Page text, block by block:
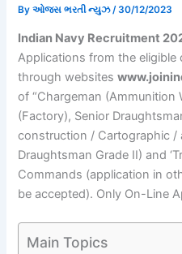
Byઓજસ ભરતી ન્યુઝ /30/12/2023
Indian Navy Recruitment
Applications from the
through websites
of “Chargeman (Ammunition
(Factory), Senior
construction / Cartographic /
Draughtsman Grade II) and
Commands (application in
be accepted). Only On-Line
Main Topics